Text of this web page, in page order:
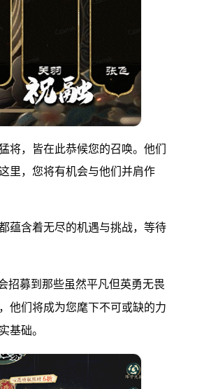
将，皆在此恭候您的召唤。他们
里，您将有机会与他们并肩作
蕴含着无尽的机遇与挑战，等待
招募到那些虽然平凡但英勇无畏
他们将成为您麾下不可或缺的力
基础。